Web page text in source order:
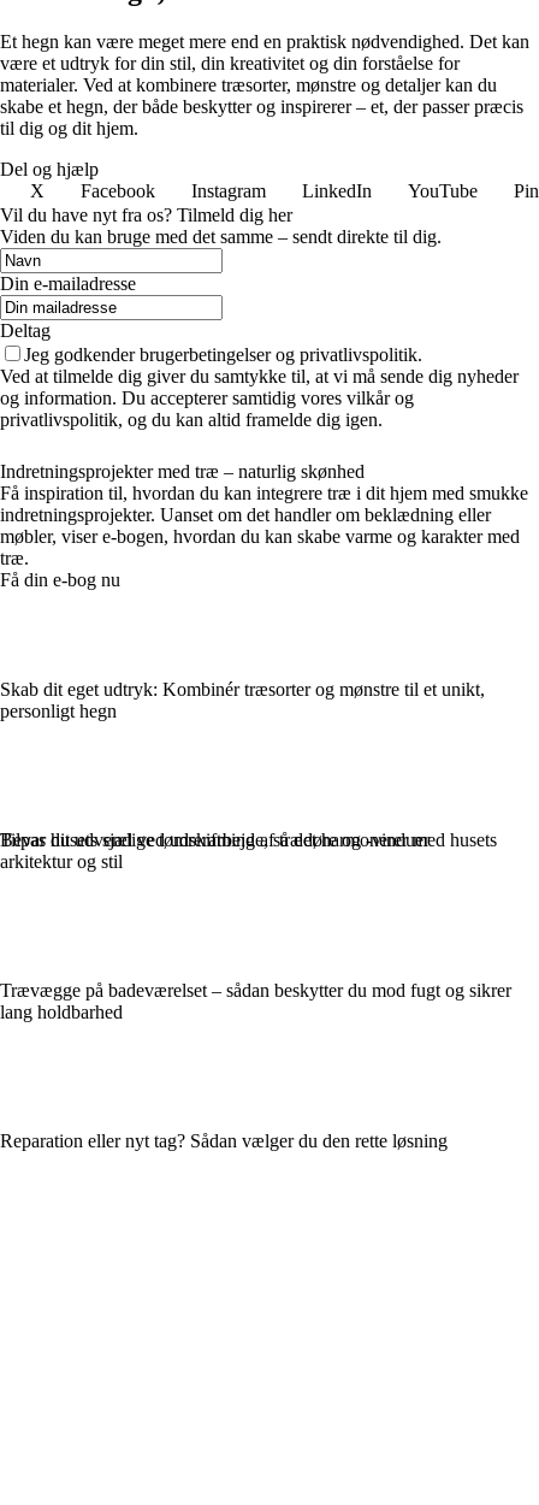
Et hegn kan være meget mere end en praktisk nødvendighed. Det kan
være et udtryk for din stil, din kreativitet og din forståelse for
materialer. Ved at kombinere træsorter, mønstre og detaljer kan du
skabe et hegn, der både beskytter og inspirerer – et, der passer præcis
til dig og dit hjem.
Del og hjælp
X
Facebook Instagram LinkedIn YouTube
Vil du have nyt fra os? Tilmeld dig her
Viden du kan bruge med det samme – sendt direkte til dig.
Din e-mailadresse
Deltag
Jeg godkender brugerbetingelser og privatlivspolitik.
Ved at tilmelde dig giver du samtykke til, at vi må sende dig nyheder
og information. Du accepterer samtidig vores vilkår og
privatlivspolitik, og du kan altid framelde dig igen.
Indretningsprojekter med træ – naturlig skønhed
Få inspiration til, hvordan du kan integrere træ i dit hjem med smukke
indretningsprojekter. Uanset om det handler om beklædning eller
møbler, viser e-bogen, hvordan du kan skabe varme og karakter med
træ.
Få din e-bog nu
Skab dit eget udtryk: Kombinér træsorter og mønstre til et unikt,
personligt hegn
Bevar husets sjæl ved udskiftning af trædøre og -vinduer
Trævægge på badeværelset – sådan beskytter du mod fugt og sikrer
lang holdbarhed
Reparation eller nyt tag? Sådan vælger du den rette løsning
Tilpas dit udvendige tømrerarbejde, så det harmonerer med husets
arkitektur og stil